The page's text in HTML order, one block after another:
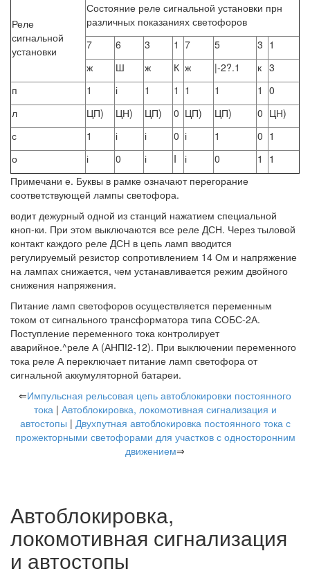
Реле
сигнальной
установки
Состояние реле сигнальной установки прн
различных показаниях светофоров
7
6 3 1 7 5 3 1
ж
Ш ж К ж |-2?.1 к 3
п
1 і 1 1 1 1 1 0
л
ЦП) ЦН) ЦП) 0 ЦП) ЦП) 0 ЦН)
с
1 і і 0 і 1 0 1
о
і 0 і I і 0 1
1
Примечани е. Буквы в рамке означают перегорание
соответствующей лампы светофора.
водит дежурный одной из станций нажатием специальной
кноп-ки. При этом выключаются все реле ДСН. Через тыловой
контакт каждого реле ДСН в цепь ламп вводится
регулируемый резистор сопротивлением 14 Ом и напряжение
на лампах снижается, чем устанавливается режим двойного
снижения напряжения.
Питание ламп светофоров осуществляется переменным
током от сигнального трансформатора типа СОБС-2А.
Поступление переменного тока контролирует
аварийное.^реле А (АНПІ2-12). При выключении переменного
тока реле А переключает питание ламп светофора от
сигнальной аккумуляторной батареи.
⇐Импульсная рельсовая цепь автоблокировки постоянного
тока| Автоблокировка, локомотивная сигнализация и
автостопы | Двухпутная автоблокировка постоянного тока с
прожекторными светофорами для участков с односторонним
движением⇒
Автоблокировка,
локомотивная сигнализация
и автостопы